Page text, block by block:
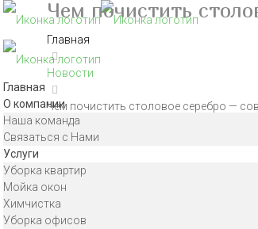
Главная
О компании
Наша команда
Связаться с Нами
Услуги
Уборка квартир
Мойка окон
Химчистка
Уборка офисов
Чем почистить
Главная
Новости
Чем почистить столовое серебро —
Статьи блога
Как отмыть диван от мочи самостоятельно
Как почистить ковер быстро
Как убрать квартиру после ремонта быстро
эффективно